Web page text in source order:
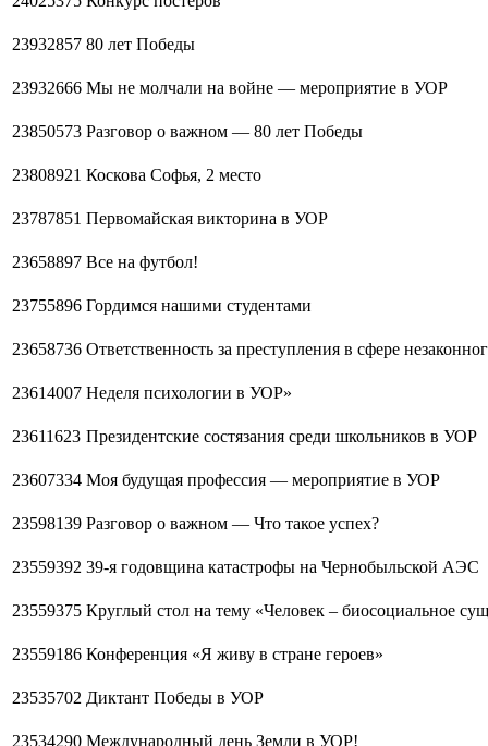
23932857 80 лет Победы
23932666 Мы не молчали на войне — мероприятие в УОР
23850573 Разговор о важном — 80 лет Победы
23808921 Коскова Софья, 2 место
23787851 Первомайская викторина в УОР
23658897 Все на футбол!
23755896 Гордимся нашими студентами
23658736 Ответственность за преступления в сфере
23614007 Неделя психологии в УОР»
23611623 Президентские состязания среди школьников в УОР
23607334 Моя будущая профессия — мероприятие в УОР
23598139 Разговор о важном — Что такое успех?
23559392 39-я годовщина катастрофы на Чернобыльской АЭС
23559375 Круглый стол на тему «Человек – биосоциальное
23559186 Конференция «Я живу в стране героев»
23535702 Диктант Победы в УОР
23534290 Международный день Земли в УОР!